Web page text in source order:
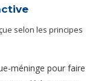
selon les principes
méninge pour faire